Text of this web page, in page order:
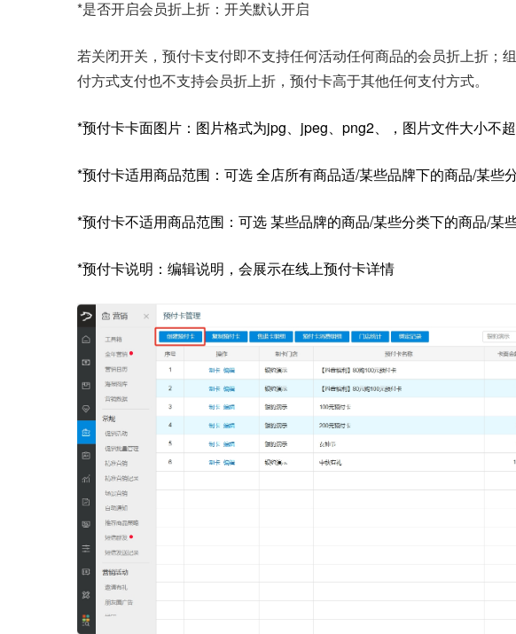
*是否开启会员折上折：开关默认开启
若关闭开关，预付卡支付即不支持任何活动任何商品的会员折上折；
付方式支付也不支持会员折上折，预付卡高于其他任何支付方式。
*预付卡卡面图片：图片格式为jpg、jpeg、png2、，图片文件大小不
*预付卡适用商品范围：可选 全店所有商品适/某些品牌下的商品/某些
*预付卡不适用商品范围：可选 某些品牌的商品/某些分类下的商品/某
*预付卡说明：编辑说明，会展示在线上预付卡详情